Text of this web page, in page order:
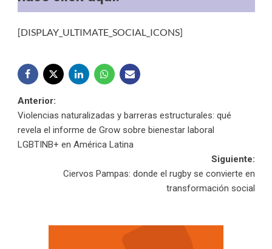
[DISPLAY_ULTIMATE_SOCIAL_ICONS]
Navegación
de
entradas
Anterior:
Violencias naturalizadas y barreras estructurales: qué
revela el informe de Grow sobre bienestar laboral
LGBTINB+ en América Latina
Siguiente:
Ciervos Pampas: donde el rugby se convierte en
transformación social